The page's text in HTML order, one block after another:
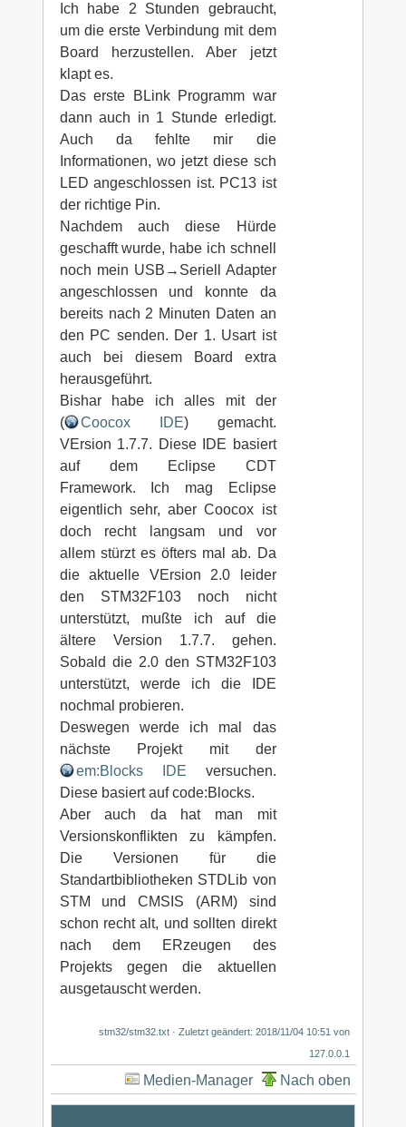
Ich habe 2 Stunden gebraucht,
um die erste Verbindung mit dem
Board herzustellen. Aber jetzt
klapt es.
Das erste BLink Programm war
dann auch in 1 Stunde erledigt.
Auch da fehlte mir die
Informationen, wo jetzt diese sch
LED angeschlossen ist. PC13 ist
der richtige Pin.
Nachdem auch diese Hürde
geschafft wurde, habe ich schnell
noch mein USB→Seriell Adapter
angeschlossen und konnte da
bereits nach 2 Minuten Daten an
den PC senden. Der 1. Usart ist
auch bei diesem Board extra
herausgeführt.
Bishar habe ich alles mit der
(
Coocox IDE) gemacht.
VErsion 1.7.7. Diese IDE basiert
auf dem Eclipse CDT
Framework. Ich mag Eclipse
eigentlich sehr, aber Coocox ist
doch recht langsam und vor
allem stürzt es öfters mal ab. Da
die aktuelle VErsion 2.0 leider
den STM32F103 noch nicht
unterstützt, mußte ich auf die
ältere Version 1.7.7. gehen.
Sobald die 2.0 den STM32F103
unterstützt, werde ich die IDE
nochmal probieren.
Deswegen werde ich mal das
nächste Projekt mit der
em:Blocks IDE versuchen.
Diese basiert auf code:Blocks.
Aber auch da hat man mit
Versionskonflikten zu kämpfen.
Die Versionen für die
Standartbibliotheken STDLib von
STM und CMSIS (ARM) sind
schon recht alt, und sollten direkt
nach dem ERzeugen des
Projekts gegen die aktuellen
ausgetauscht werden.
stm32/stm32.txt · Zuletzt geändert: 2018/11/04 10:51 von
127.0.0.1
Medien-Manager Nach oben